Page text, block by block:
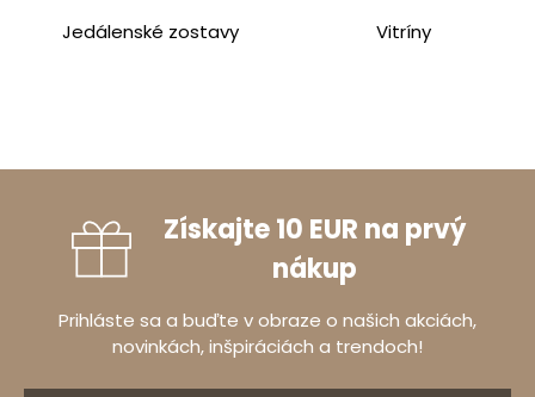
Jedálenské zostavy Vitríny
Získajte 10 EUR na prvý
nákup
Prihláste sa a buďte v obraze o našich akciách,
novinkách, inšpiráciách a trendoch!